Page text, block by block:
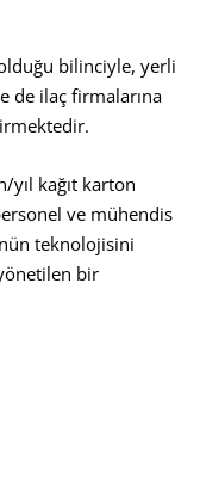
bilinciyle, yerli
de ilaç firmalarına
yıl kağıt karton
ve mühendis
teknolojisini
bir